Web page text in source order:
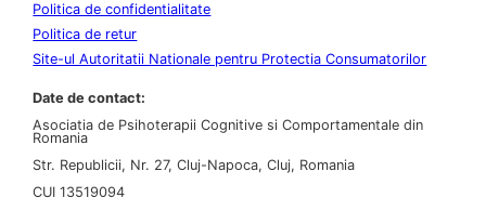
Politica de confidentialitate
Politica de retur
Site-ul Autoritatii Nationale pentru Protectia Consumatorilor
Date de contact:
Asociatia de Psihoterapii Cognitive si Comportamentale din
Romania
Str. Republicii, Nr. 27, Cluj-Napoca, Cluj, Romania
CUI 13519094